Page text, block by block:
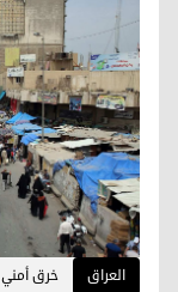
العراق خرق أمني